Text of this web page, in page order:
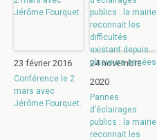
23 février 2016
Conférence le 2
mars avec
Jérôme Fourquet.
24 novembre
2020
Pannes
d’éclairages
publics : la mairie
reconnait les